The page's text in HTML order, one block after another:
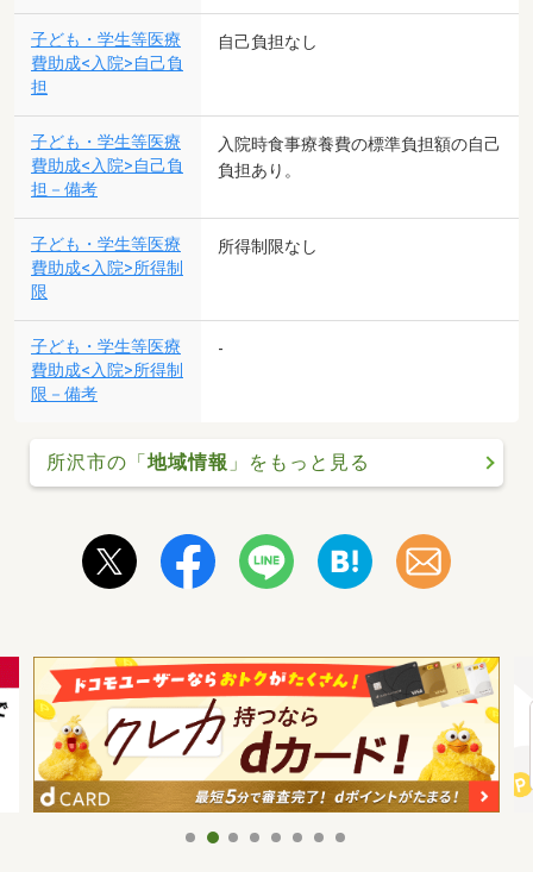
子ども・学生等医療
費助成<入院>自己負
担
自己負担なし
子ども・学生等医療
費助成<入院>自己負
担－備考
入院時食事療養費の標準負担額の自己
負担あり。
子ども・学生等医療
費助成<入院>所得制
限
所得制限なし
子ども・学生等医療
費助成<入院>所得制
限－備考
-
所沢市の「地域情報 」をもっと見る